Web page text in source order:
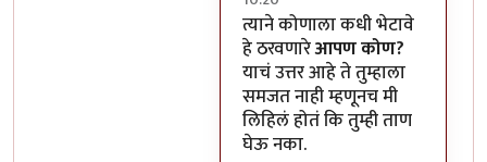
In reply toहो, पण त्याचा चित्रपट
त्याने कोणाला कधी भेटावे
हे ठरवणारेआपण कोण?
याचं उत्तर आहे ते तुम्हाला
समजत नाही म्हणूनच मी
लिहिलं होतं कि तुम्ही ताण
घेऊ नका.